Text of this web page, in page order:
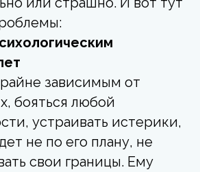
зависимым от
бояться любой
устраивать истерики,
не по его плану, не
свои границы. Ему